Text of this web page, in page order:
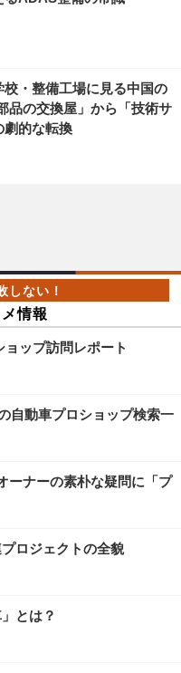
・整備工場に見る中国の
品の交換屋」から「技術サ
劇的な転換
情報
ップ訪問レポート
動車プロショップ検索一
ーナーの素朴な疑問に「プ
ロジェクトの全貌
とは？